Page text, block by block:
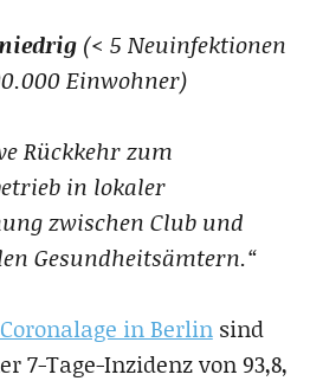
(< 5 Neuinfektionen
Einwohner)
Rückkehr zum
in lokaler
zwischen Club und
Gesundheitsämtern.“
in Berlinsind
7-Tage-Inzidenz von 93,8,